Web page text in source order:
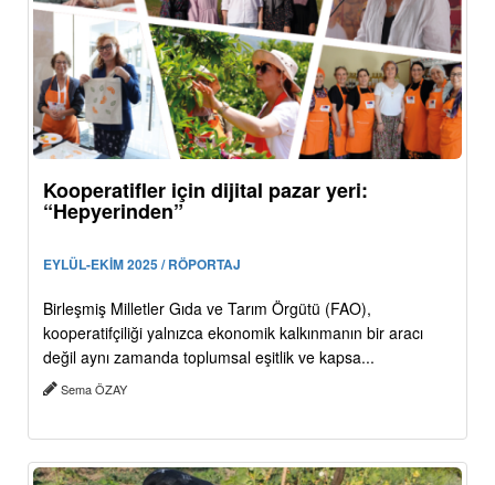
Kooperatifler için dijital pazar yeri:
“Hepyerinden”
EYLÜL-EKİM 2025 / RÖPORTAJ
Birleşmiş Milletler Gıda ve Tarım Örgütü (FAO),
kooperatifçiliği yalnızca ekonomik kalkınmanın bir aracı
değil aynı zamanda toplumsal eşitlik ve kapsa...
Sema ÖZAY